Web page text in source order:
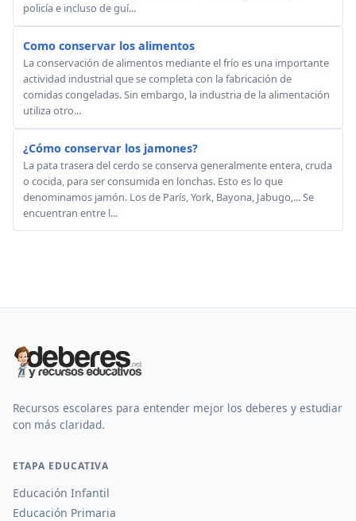
policía e incluso de guí...
Como conservar los alimentos
La conservación de alimentos mediante el frío es una importante
actividad industrial que se completa con la fabricación de
comidas congeladas. Sin embargo, la industria de la alimentación
utiliza otro...
¿Cómo conservar los jamones?
La pata trasera del cerdo se conserva generalmente entera, cruda
o cocida, para ser consumida en lonchas. Esto es lo que
denominamos jamón. Los de París, York, Bayona, Jabugo,... Se
encuentran entre l...
Recursos escolares para entender mejor los deberes y estudiar
con más claridad.
ETAPA EDUCATIVA
Educación Infantil
Educación Primaria